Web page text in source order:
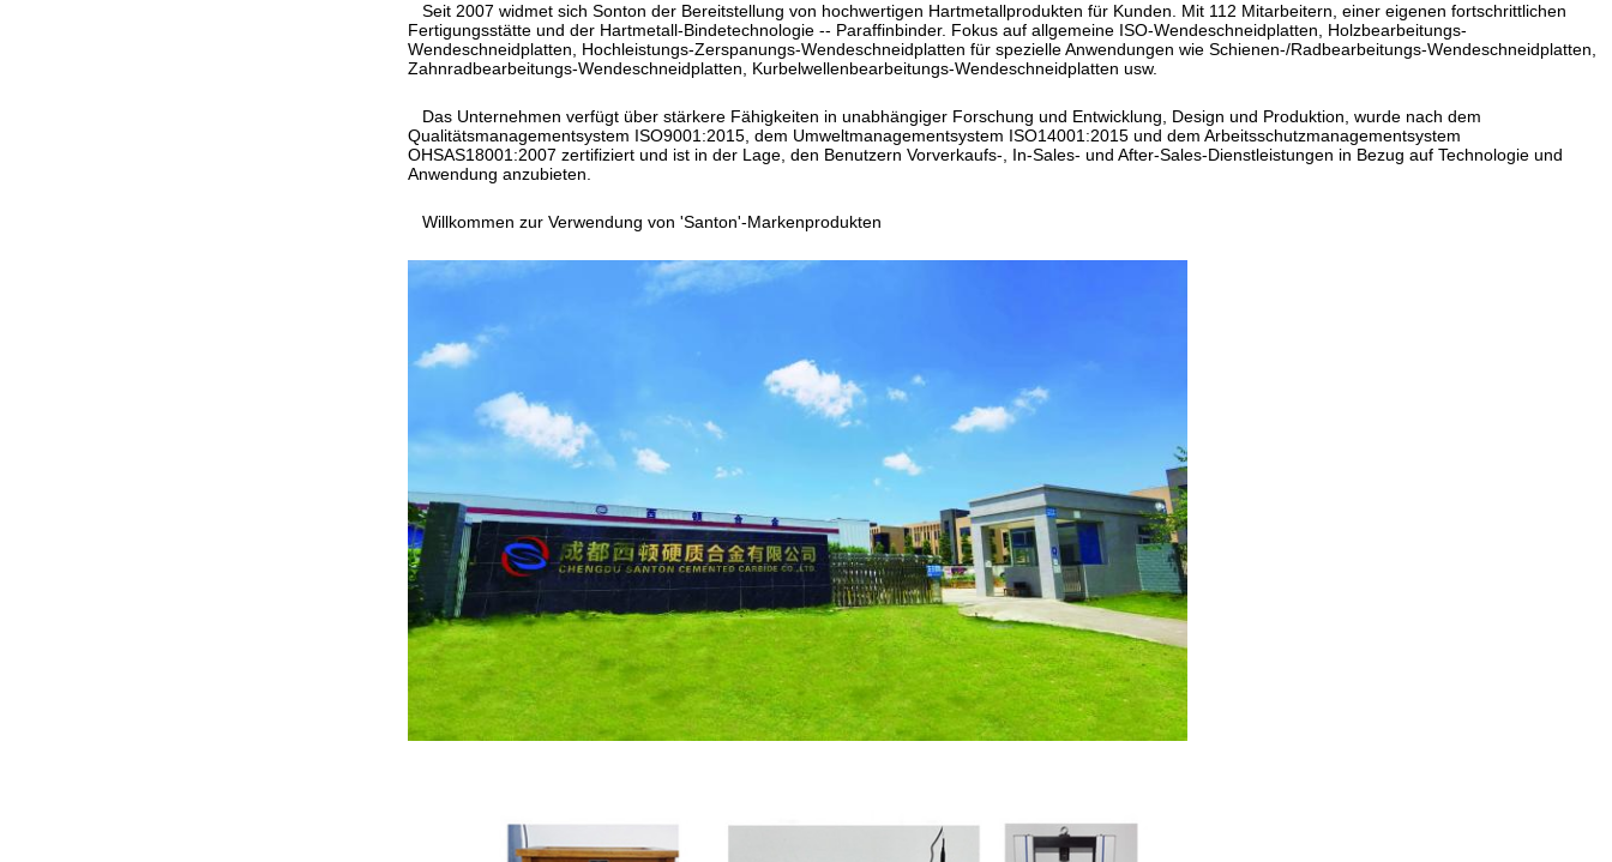
Seit 2007 widmet sich Sonton der Bereitstellung von hochwertigen Hartmetallprodukten für Kunden. Mit 112 Mitarbeitern, einer eigenen fortschrittlichen
Fertigungsstätte und der Hartmetall-Bindetechnologie -- Paraffinbinder. Fokus auf allgemeine ISO-Wendeschneidplatten, Holzbearbeitungs-
Wendeschneidplatten, Hochleistungs-Zerspanungs-Wendeschneidplatten für spezielle Anwendungen wie Schienen-/Radbearbeitungs-Wendeschneidplatten,
Zahnradbearbeitungs-Wendeschneidplatten, Kurbelwellenbearbeitungs-Wendeschneidplatten usw.
Das Unternehmen verfügt über stärkere Fähigkeiten in unabhängiger Forschung und Entwicklung, Design und Produktion, wurde nach dem
Qualitätsmanagementsystem ISO9001:2015, dem Umweltmanagementsystem ISO14001:2015 und dem Arbeitsschutzmanagementsystem
OHSAS18001:2007 zertifiziert und ist in der Lage, den Benutzern Vorverkaufs-, In-Sales- und After-Sales-Dienstleistungen in Bezug auf Technologie und
Anwendung anzubieten.
Willkommen zur Verwendung von 'Santon'-Markenprodukten